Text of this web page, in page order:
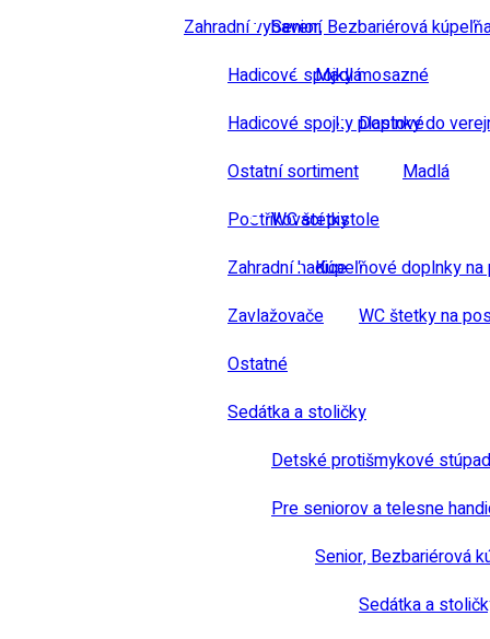
Zahradní vybavení
Hadicové spojky mosazné
Hadicové spojky plastové
Ostatní sortiment
Postřikovací pistole
Zahradní hadice
Zavlažovače
Senior, Bezbariérová
Madlá
Doplnky do
Madlá
WC štetky
Kúpeľňové doplnky
WC štetky na
Ostatné
Sedátka a stoličky
Detské protišmykové
Pre seniorov a telesne
Senior, Bezbariérová
Sedátka a